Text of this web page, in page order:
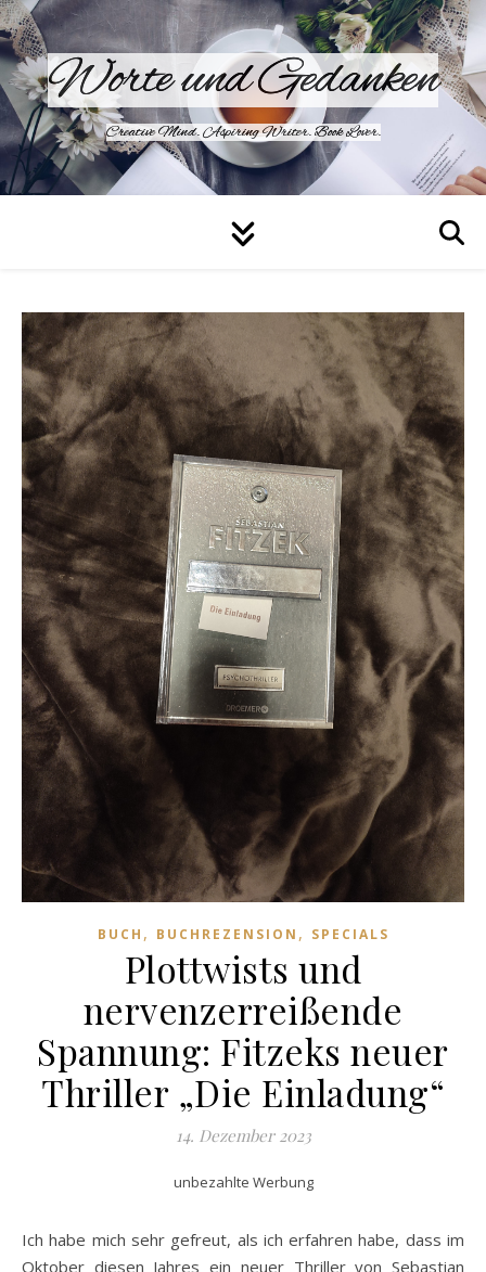
Worte und Gedanken
Creative Mind. Aspiring Writer. Book Lover.
BUCH , BUCHREZENSION , SPECIALS
Plottwists und
nervenzerreißende
Spannung: Fitzeks neuer
Thriller „Die Einladung“
14. Dezember 2023
unbezahlte Werbung
Ich habe mich sehr gefreut, als ich erfahren habe, dass im
Oktober diesen Jahres ein neuer Thriller von Sebastian